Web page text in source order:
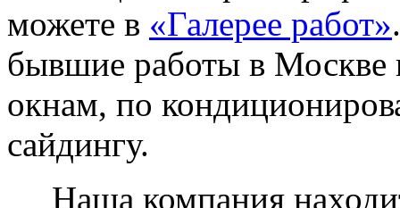
можете в «Галерее работ»
бывшие работы в Москве
окнам, по
сайдингу.
Наша компания